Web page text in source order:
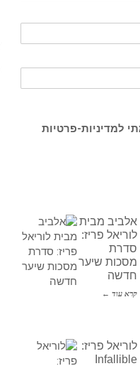
למדיניות-פרטיות
אלביב מבית
לוריאל פריז:
סדרת
מסכות שיער
חדשה
קרא עוד ←
לוריאל פריז:
Infallible